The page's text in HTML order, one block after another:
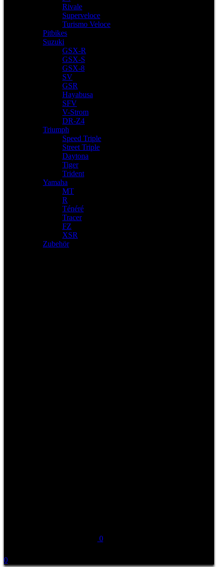
Rivale
Superveloce
Turismo Veloce
Pitbikes
Suzuki
GSX-R
GSX-S
GSX-8
SV
GSR
Hayabusa
SFV
V-Strom
DR-Z4
Triumph
Speed Triple
Street Triple
Daytona
Tiger
Trident
Yamaha
MT
R
Ténéré
Tracer
FZ
XSR
Zubehör
0
0